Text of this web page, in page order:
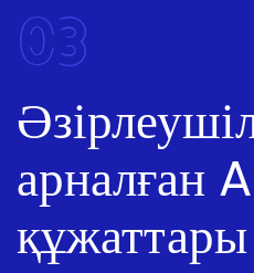
03
арналған
құжаттары